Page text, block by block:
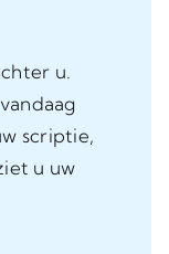
u.
scriptie,
u uw